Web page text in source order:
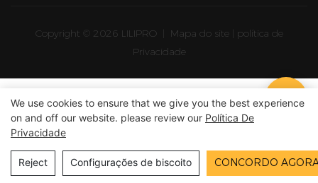
Copyright © 2026 LILIPRO Mapa do site
política de
Privacidade
We use cookies to ensure that we give you the best experience
on and off our website. please review our Política De
Privacidade
Reject Configurações de biscoito CONCORDO